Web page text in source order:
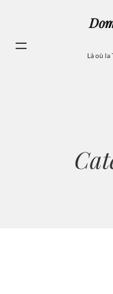
contenu
Là où la